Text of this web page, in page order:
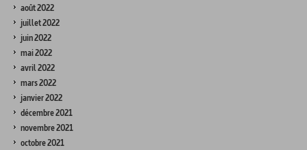
août 2022
juillet 2022
juin 2022
mai 2022
avril 2022
mars 2022
janvier 2022
décembre 2021
novembre 2021
octobre 2021